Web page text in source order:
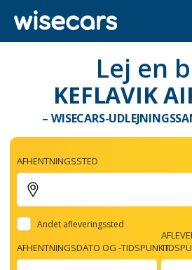
Lej en
KEFLAVIK
– WISECARS-
AFHENTNINGSSTED
Andet afleveringssted
AFHENTNINGSDATO OG -TIDSPUNKT